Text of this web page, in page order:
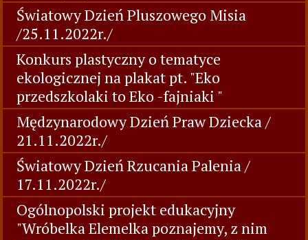
Światowy Dzień Pluszowego Misia
/25.11.2022r./
Konkurs plastyczny o tematyce
ekologicznej na plakat pt. "Eko
przedszkolaki to Eko -fajniaki "
Mędzynarodowy Dzień Praw Dziecka /
21.11.2022r./
Światowy Dzień Rzucania Palenia /
17.11.2022r./
Ogólnopolski projekt edukacyjny
"Wróbelka Elemelka poznajemy, z nim